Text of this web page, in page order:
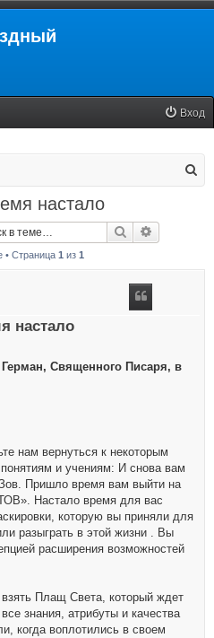
Вход
настало
Поиск
• Страница 1 из 1
настало
Священного Писаря, в
нам вернуться к некоторым
и учениям: И снова вам
Пришло время вам выйти на
Настало время для вас
которую вы приняли для
разыграть в этой жизни . Вы
расширения возможностей
Плащ Света, который ждет
знания, атрибуты и качества
когда воплотились в своем